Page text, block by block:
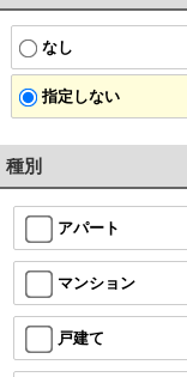
なし
指定しない
種別
アパート
マンション
戸建て